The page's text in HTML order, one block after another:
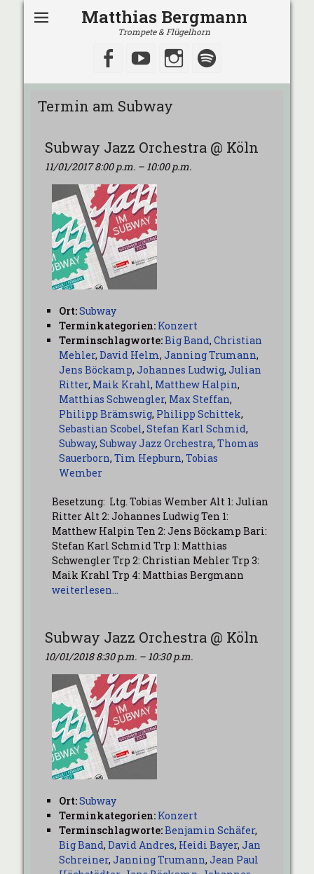
Matthias Bergmann
Trompete & Flügelhorn
Facebook
YouTubeInstagram
Termin am Subway
Subway Jazz Orchestra @ Köln
11/01/2017 8:00 p.m. – 10:00 p.m.
Ort:Subway
Terminkategorien: Konzert
Terminschlagworte:Big Band, Christian
Mehler, David Helm, Janning Trumann,
Jens Böckamp, Johannes Ludwig, Julian
Ritter, Maik Krahl, Matthew Halpin,
Matthias Schwengler, Max Steffan,
Philipp Brämswig, Philipp Schittek,
Sebastian Scobel, Stefan Karl Schmid,
Subway, Subway Jazz Orchestra, Thomas
Sauerborn, Tim Hepburn, Tobias
Wember
Besetzung: Ltg. Tobias Wember Alt 1: Julian
Ritter Alt 2: Johannes Ludwig Ten 1:
Matthew Halpin Ten 2: Jens Böckamp Bari:
Stefan Karl Schmid Trp 1: Matthias
Schwengler Trp 2: Christian Mehler Trp 3:
Maik Krahl Trp 4: Matthias Bergmann
weiterlesen…
Subway Jazz Orchestra @ Köln
10/01/2018 8:30 p.m. – 10:30 p.m.
Ort:Subway
Terminkategorien: Konzert
Terminschlagworte:Benjamin Schäfer,
Big Band, David Andres, Heidi Bayer, Jan
Schreiner, Janning Trumann, Jean Paul